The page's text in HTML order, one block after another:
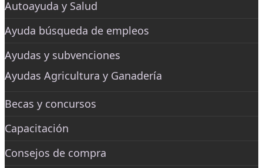
Autoayuda y Salud
Ayuda búsqueda de empleos
Ayudas y subvenciones
Ayudas Agricultura y Ganadería
Becas y concursos
Capacitación
Consejos de compra